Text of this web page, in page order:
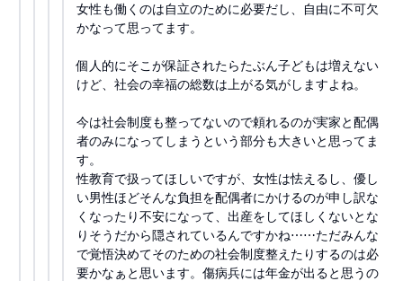
女性も働くのは自立のために必要だし、自由に不可欠
かなって思ってます。
個人的にそこが保証されたらたぶん子どもは増えない
けど、社会の幸福の総数は上がる気がしますよね。
今は社会制度も整ってないので頼れるのが実家と配偶
者のみになってしまうという部分も大きいと思ってま
す。
性教育で扱ってほしいですが、女性は怯えるし、優し
い男性ほどそんな負担を配偶者にかけるのが申し訳な
くなったり不安になって、出産をしてほしくないとな
りそうだから隠されているんですかね⋯⋯ただみんな
で覚悟決めてそのための社会制度整えたりするのは必
要かなぁと思います。傷病兵には年金が出ると思うの